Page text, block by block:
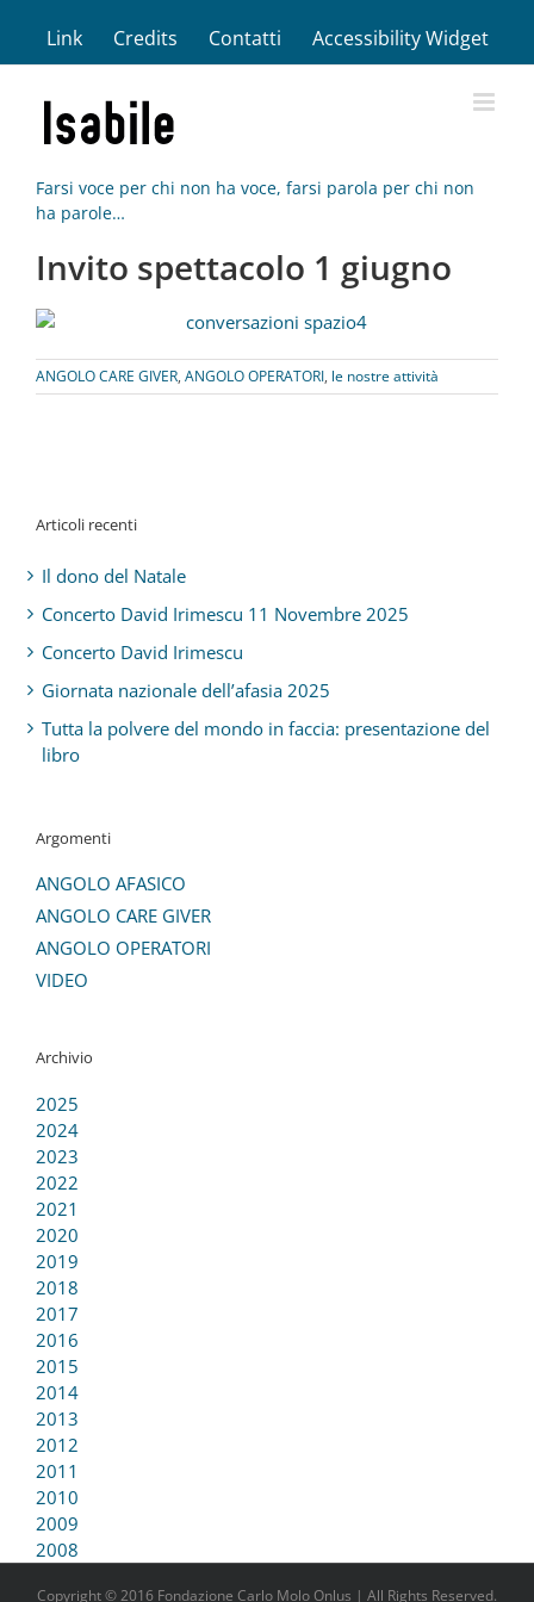
contenuto
Link Credits Contatti Accessibility Widget
Farsi voce per chi non ha voce, farsi parola per chi non
ha parole…
Invito spettacolo 1 giugno
ANGOLO CARE GIVER, ANGOLO OPERATORI, le nostre attività
Articoli recenti
Il dono del Natale
Concerto David Irimescu 11 Novembre 2025
Concerto David Irimescu
Giornata nazionale dell’afasia 2025
Tutta la polvere del mondo in faccia: presentazione del
libro
Argomenti
ANGOLO AFASICO
ANGOLO CARE GIVER
ANGOLO OPERATORI
VIDEO
Archivio
2025
2024
2023
2022
2021
2020
2019
2018
2017
2016
2015
2014
2013
2012
2011
2010
2009
2008
Copyright © 2016 Fondazione Carlo Molo Onlus | All Rights Reserved.